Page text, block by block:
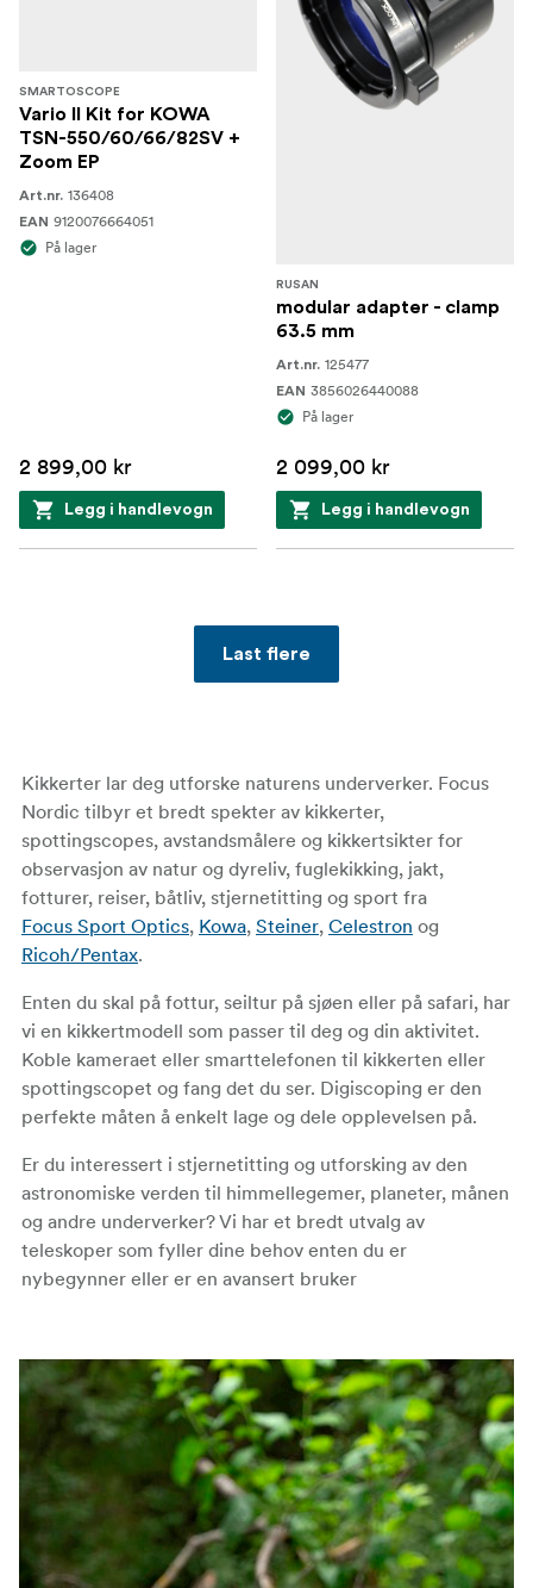
SMARTOSCOPE
Vario II Kit for KOWA
TSN-550/60/66/82SV +
Zoom EP
Art.nr. 136408
EAN 9120076664051
På lager
2 899,00 kr
Legg i handlevogn
RUSAN
modular adapter - clamp
63.5 mm
Art.nr. 125477
EAN 3856026440088
På lager
2 099,00 kr
Legg i handlevogn
Last flere
Kikkerter lar deg utforske naturens underverker. Focus
Nordic tilbyr et bredt spekter av kikkerter,
spottingscopes, avstandsmålere og kikkertsikter for
observasjon av natur og dyreliv, fuglekikking, jakt,
fotturer, reiser, båtliv, stjernetitting og sport fra
Focus Sport Optics, Kowa, Steiner, Celestron og
Ricoh/Pentax.
Enten du skal på fottur, seiltur på sjøen eller på safari, har
vi en kikkertmodell som passer til deg og din aktivitet.
Koble kameraet eller smarttelefonen til kikkerten eller
spottingscopet og fang det du ser. Digiscoping er den
perfekte måten å enkelt lage og dele opplevelsen på.
Er du interessert i stjernetitting og utforsking av den
astronomiske verden til himmellegemer, planeter, månen
og andre underverker? Vi har et bredt utvalg av
teleskoper som fyller dine behov enten du er
nybegynner eller er en avansert bruker